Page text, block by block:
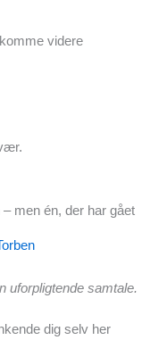
videre
men én, der har gået
uforpligtende samtale.
dig selv her